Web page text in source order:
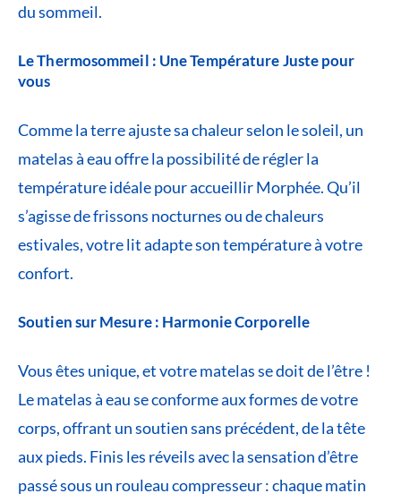
du sommeil.
Le Thermosommeil : Une Température Juste pour
vous
Comme la terre ajuste sa chaleur selon le soleil, un
matelas à eau offre la possibilité de régler la
température idéale pour accueillir Morphée. Qu’il
s’agisse de frissons nocturnes ou de chaleurs
estivales, votre lit adapte son température à votre
confort.
Soutien sur Mesure : Harmonie Corporelle
Vous êtes unique, et votre matelas se doit de l’être !
Le matelas à eau se conforme aux formes de votre
corps, offrant un soutien sans précédent, de la tête
aux pieds. Finis les réveils avec la sensation d’être
passé sous un rouleau compresseur : chaque matin